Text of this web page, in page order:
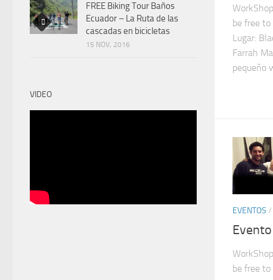
be free
Lugar:
Farrah
pequeño
EVENTOS /
be free
FREE Biking Tour Baños
Ecuador – La Ruta de las
cascadas en bicicletas
15 NOV, 2016
VIDEO